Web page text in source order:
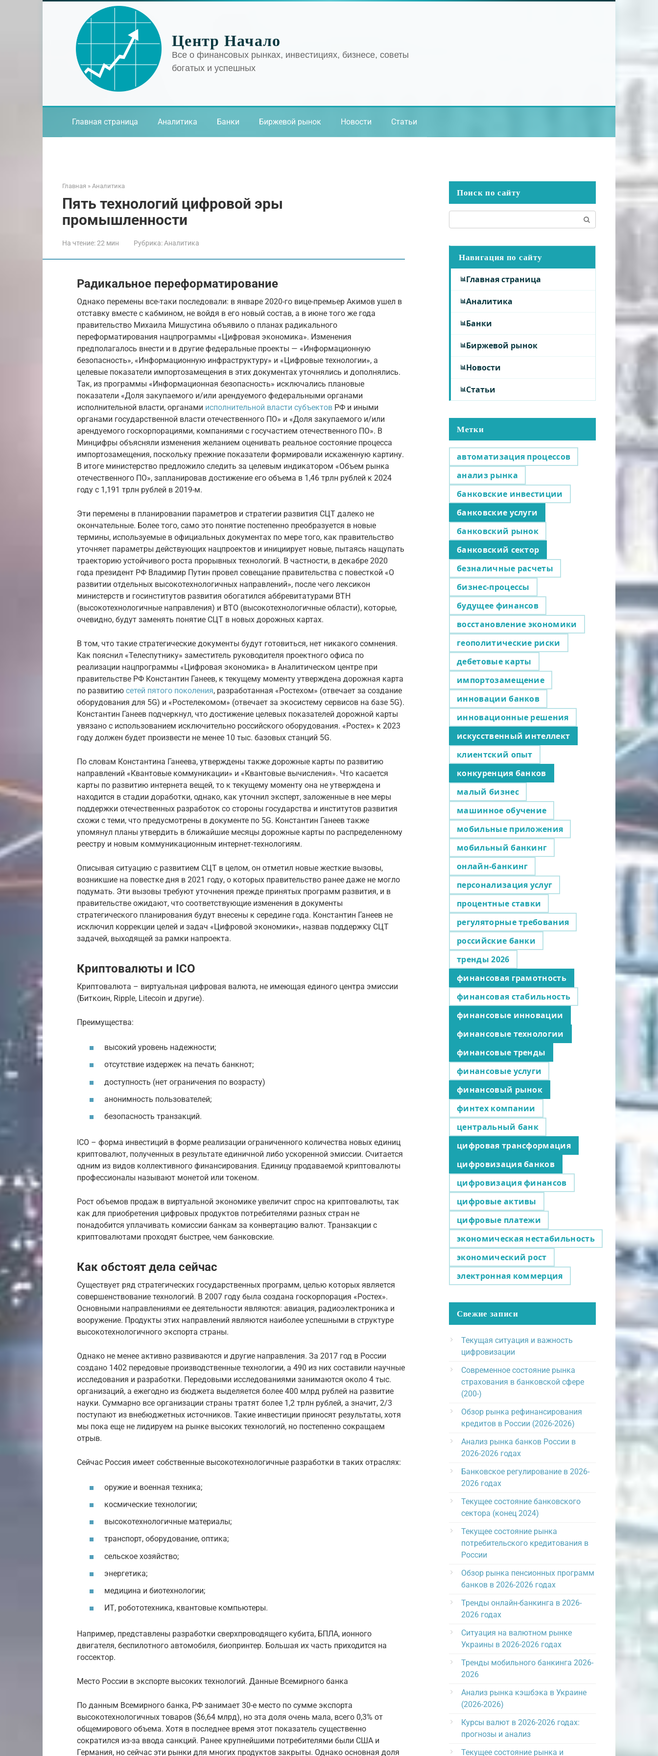
Центр Начало
Все о финансовых рынках, инвестициях, бизнесе, советы
богатых и успешных
Главная страница Аналитика Банки Биржевой рынок Новости Статьи
Главная » Аналитика
Пять технологий цифровой эры
промышленности
На чтение:22 мин Рубрика: Аналитика
Радикальное переформатирование
Однако перемены все-таки последовали: в январе 2020-го вице-премьер Акимов ушел в
отставку вместе с кабмином, не войдя в его новый состав, а в июне того же года
правительство Михаила Мишустина объявило о планах радикального
переформатирования нацпрограммы «Цифровая экономика». Изменения
предполагалось внести и в другие федеральные проекты — «Информационную
безопасность», «Информационную инфраструктуру» и «Цифровые технологии», а
целевые показатели импортозамещения в этих документах уточнялись и дополнялись.
Так, из программы «Информационная безопасность» исключались плановые
показатели «Доля закупаемого и/или арендуемого федеральными органами
исполнительной власти, органами исполнительной власти субъектов РФ и иными
органами государственной власти отечественного ПО» и «Доля закупаемого и/или
арендуемого госкорпорациями, компаниями с госучастием отечественного ПО». В
Минцифры объясняли изменения желанием оценивать реальное состояние процесса
импортозамещения, поскольку прежние показатели формировали искаженную картину.
В итоге министерство предложило следить за целевым индикатором «Объем рынка
отечественного ПО», запланировав достижение его объема в 1,46 трлн рублей к 2024
году с 1,191 трлн рублей в 2019-м.
Эти перемены в планировании параметров и стратегии развития СЦТ далеко не
окончательные. Более того, само это понятие постепенно преобразуется в новые
термины, используемые в официальных документах по мере того, как правительство
уточняет параметры действующих нацпроектов и инициирует новые, пытаясь нащупать
траекторию устойчивого роста прорывных технологий. В частности, в декабре 2020
года президент РФ Владимир Путин провел совещание правительства с повесткой «О
развитии отдельных высокотехнологичных направлений», после чего лексикон
министерств и госинститутов развития обогатился аббревитатурами ВТН
(высокотехнологичные нап­равле­ния) и ВТО (вы­соко­тех­но­логич­ные об­ласти), которые,
очевидно, будут заменять понятие СЦТ в новых дорожных картах.
В том, что такие стратегические документы будут готовиться, нет никакого сомнения.
Как пояснил «Телеспутнику» заместитель руководителя проектного офиса по
реализации нацпрограммы «Цифровая экономика» в Аналитическом центре при
правительстве РФ Константин Ганеев, к текущему моменту утверждена дорожная карта
по развитию сетей пятого поколения, разработанная «Ростехом» (отвечает за создание
оборудования для 5G) и «Ростелекомом» (отвечает за экосистему сервисов на базе 5G).
Константин Ганеев подчеркнул, что достижение целевых показателей дорожной карты
увязано с использованием исключительно российского оборудования. «Ростех» к 2023
году должен будет произвести не менее 10 тыс. базовых станций 5G.
По словам Константина Ганеева, утверждены также дорожные карты по развитию
направлений «Квантовые коммуникации» и «Квантовые вычисления». Что касается
карты по развитию интернета вещей, то к текущему моменту она не утверждена и
находится в стадии доработки, однако, как уточнил эксперт, заложенные в нее меры
поддержки отечественных разработок со стороны государства и институтов развития
схожи с теми, что предусмотрены в документе по 5G. Константин Ганеев также
упомянул планы утвердить в ближайшие месяцы дорожные карты по распределенному
реестру и новым коммуникационным интернет-технологиям.
Описывая ситуацию с развитием СЦТ в целом, он отметил новые жесткие вызовы,
возникшие на повестке дня в 2021 году, о которых правительство ранее даже не могло
подумать. Эти вызовы требуют уточнения прежде принятых программ развития, и в
правительстве ожидают, что соответствующие изменения в документы
стратегического планирования будут внесены к середине года. Константин Ганеев не
исключил коррекции целей и задач «Цифровой экономики», назвав поддержку СЦТ
задачей, выходящей за рамки напроекта.
Криптовалюты и ICO
Криптовалюта – виртуальная цифровая валюта, не имеющая единого центра эмиссии
(Биткоин, Ripple, Litecoin и другие).
Преимущества:
высокий уровень надежности;
отсутствие издержек на печать банкнот;
доступность (нет ограничения по возрасту)
анонимность пользователей;
безопасность транзакций.
ICO – форма инвестиций в форме реализации ограниченного количества новых единиц
криптовалют, полученных в результате единичной либо ускоренной эмиссии. Считается
одним из видов коллективного финансирования. Единицу продаваемой криптовалюты
профессионалы называют монетой или токеном.
Рост объемов продаж в виртуальной экономике увеличит спрос на криптовалюты, так
как для приобретения цифровых продуктов потребителями разных стран не
понадобится уплачивать комиссии банкам за конвертацию валют. Транзакции с
криптовалютами проходят быстрее, чем банковские.
Как обстоят дела сейчас
Существует ряд стратегических государственных программ, целью которых является
совершенствование технологий. В 2007 году была создана госкорпорация «Ростех».
Основными направлениями ее деятельности являются: авиация, радиоэлектроника и
вооружение. Продукты этих направлений являются наиболее успешными в структуре
высокотехнологичного экспорта страны.
Однако не менее активно развиваются и другие направления. За 2017 год в России
создано 1402 передовые производственные технологии, а 490 из них составили научные
исследования и разработки. Передовыми исследованиями занимаются около 4 тыс.
организаций, а ежегодно из бюджета выделяется более 400 млрд рублей на развитие
науки. Суммарно все организации страны тратят более 1,2 трлн рублей, а значит, 2/3
поступают из внебюджетных источников. Такие инвестиции приносят результаты, хотя
мы пока еще не лидируем на рынке высоких технологий, но постепенно сокращаем
отрыв.
Сейчас Россия имеет собственные высокотехнологичные разработки в таких отраслях:
оружие и военная техника;
космические технологии;
высокотехнологичные материалы;
транспорт, оборудование, оптика;
сельское хозяйство;
энергетика;
медицина и биотехнологии;
ИТ, робототехника, квантовые компьютеры.
Например, представлены разработки сверхпроводящего кубита, БПЛА, ионного
двигателя, беспилотного автомобиля, биопринтер. Большая их часть приходится на
госсектор.
Место России в экспорте высоких технологий. Данные Всемирного банка
По данным Всемирного банка, РФ занимает 30-е место по сумме экспорта
высокотехнологичных товаров ($6,64 млрд), но эта доля очень мала, всего 0,3% от
общемирового объема. Хотя в последнее время этот показатель существенно
сократился из-за ввода санкций. Ранее крупнейшими потребителями были США и
Германия, но сейчас эти рынки для многих продуктов закрыты. Однако основная доля
Поиск по сайту
Навигация по сайту
Главная страница
Аналитика
Банки
Биржевой рынок
Новости
Статьи
Метки
автоматизация процессов
анализ рынка
банковские инвестиции
банковские услуги
банковский рынок
банковский сектор
безналичные расчеты
бизнес-процессы
будущее финансов
восстановление экономики
геополитические риски
дебетовые карты
импортозамещение
инновации банков
инновационные решения
искусственный интеллект
клиентский опыт
конкуренция банков
малый бизнес
машинное обучение
мобильные приложения
мобильный банкинг
онлайн-банкинг
персонализация услуг
процентные ставки
регуляторные требования
российские банки
тренды 2026
финансовая грамотность
финансовая стабильность
финансовые инновации
финансовые технологии
финансовые тренды
финансовые услуги
финансовый рынок
финтех компании
центральный банк
цифровая трансформация
цифровизация банков
цифровизация финансов
цифровые активы
цифровые платежи
экономическая нестабильность
экономический рост
электронная коммерция
Свежие записи
Текущая ситуация и важность
цифровизации
Современное состояние рынка
страхования в банковской сфере
(200-)
Обзор рынка рефинансирования
кредитов в России (2026-2026)
Анализ рынка банков России в
2026-2026 годах
Банковское регулирование в 2026-
2026 годах
Текущее состояние банковского
сектора (конец 2024)
Текущее состояние рынка
потребительского кредитования в
России
Обзор рынка пенсионных программ
банков в 2026-2026 годах
Тренды онлайн-банкинга в 2026-
2026 годах
Ситуация на валютном рынке
Украины в 2026-2026 годах
Тренды мобильного банкинга 2026-
2026
Анализ рынка кэшбэка в Украине
(2026-2026)
Курсы валют в 2026-2026 годах:
прогнозы и анализ
Текущее состояние рынка и